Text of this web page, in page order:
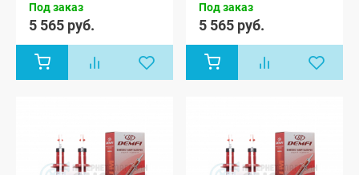
Под заказ
5 565 руб.
Под заказ
5 565 руб.